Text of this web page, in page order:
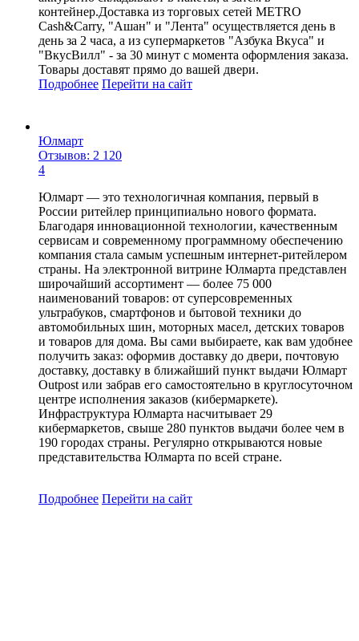
контейнер.Доставка из торговых сетей METRO
Cash&Carry, "Ашан" и "Лента" осуществляется день в
день за 2 часа, а из супермаркетов "Азбука Вкуса" и
"ВкусВилл" - за 30 минут с момента оформления заказа.
Товары доставят прямо до вашей двери.
Подробнее Перейти на сайт
Юлмарт
Отзывов: 2 120
4
Юлмарт — это технологичная компания, первый в
России ритейлер принципиально нового формата.
Благодаря инновационной технологии, качественным
сервисам и современному программному обеспечению
компания стала самым успешным интернет-ритейлером
страны. На электронной витрине Юлмарта представлен
широчайший ассортимент — более 75 000
наименований товаров: от суперсовременных
ультрабуков, смартфонов и бытовой техники до
автомобильных шин, моторных масел, детских товаров
и товаров для дома. Вы сами выбираете, как вам удобнее
получить заказ: оформив доставку до двери, почтовую
доставку, доставку в ближайший пункт выдачи Юлмарт
Outpost или забрав его самостоятельно в круглосуточном
центре исполнения заказов (кибермаркете).
Инфраструктура Юлмарта насчитывает 29
кибермаркетов, свыше 280 пунктов выдачи более чем в
190 городах страны. Регулярно открываются новые
представительства Юлмарта по всей стране.
Подробнее Перейти на сайт